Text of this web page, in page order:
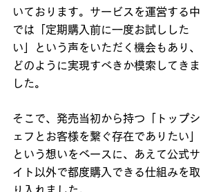
いております。サービスを運営する中
では「定期購入前に一度お試しした
い」という声をいただく機会もあり、
どのように実現すべきか模索してきま
した。
そこで、発売当初から持つ「トップシ
ェフとお客様を繋ぐ存在でありたい」
という想いをベースに、あえて公式サ
イト以外で都度購入できる仕組みを取
り入れました。